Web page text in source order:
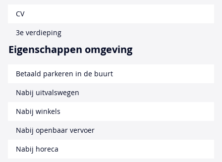
CV
3e verdieping
Eigenschappen omgeving
Betaald parkeren in de buurt
Nabij uitvalswegen
Nabij winkels
Nabij openbaar vervoer
Nabij horeca